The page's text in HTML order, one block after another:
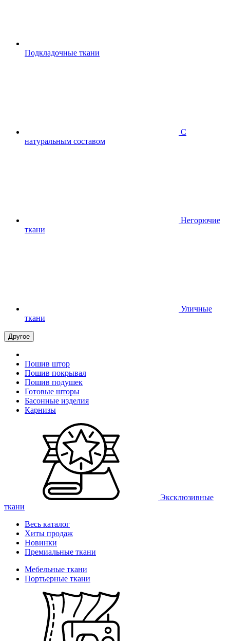
Подкладочные ткани
С
натуральным составом
Негорючие
ткани
Уличные
ткани
Другое
Пошив штор
Пошив покрывал
Пошив подушек
Готовые шторы
Басонные изделия
Карнизы
Эксклюзивные
ткани
Весь каталог
Хиты продаж
Новинки
Премиальные ткани
Мебельные ткани
Портьерные ткани